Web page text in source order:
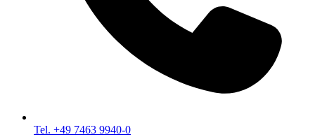
Tel. +49 7463 9940-0